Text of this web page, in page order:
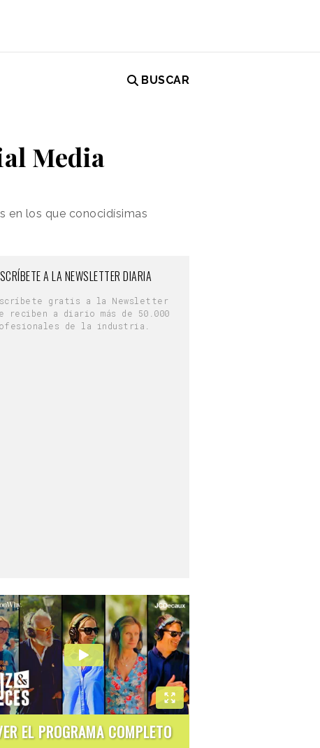
BUSCAR
Media
en los que conocidísimas
A LA NEWSLETTER DIARIA
gratis a la Newsletter
reciben a diario más de 50.000
de la industria.
EL PROGRAMA COMPLETO